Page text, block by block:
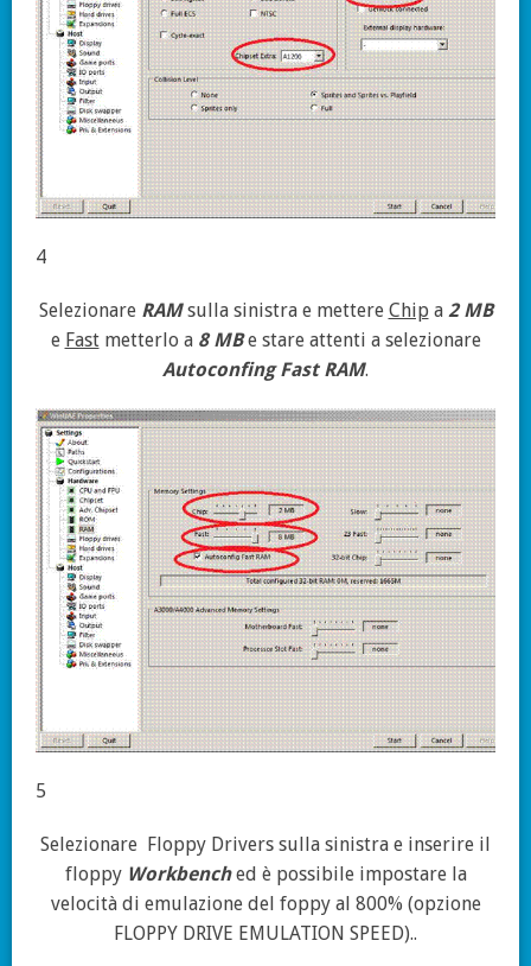
4
Selezionare RAMsulla sinistra e mettere Chipa 2 MB
e Fastmetterlo a 8 MBe stare attenti a selezionare
Autoconfing Fast RAM.
5
Selezionare Floppy Drivers sulla sinistra e inserire il
floppy Workbenched è possibile impostare la
velocità di emulazione del foppy al 800% (opzione
FLOPPY DRIVE EMULATION SPEED)..